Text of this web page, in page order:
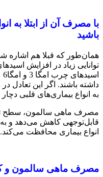
با مصرف آن از ابتلا به
باشید
همان‌طور که قبلا هم اشاره
داشته ‌باشند. اگر این تعادل
به انواع بیماری‌های قلبی
مصرف ماهی سالمون، سطح
قابل‌توجهی کاهش می‌دهد و به
انواع بیماری محافظت می‌کند.
مصرف ماهی سالمون و